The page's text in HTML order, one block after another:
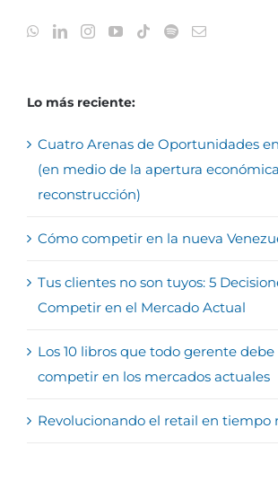
Lo más reciente:
Cuatro Arenas de Oportunidades
(en medio de la apertura
reconstrucción)
Cómo competir en la nueva
Tus clientes no son tuyos: 5
Competir en el Mercado Actual
Los 10 libros que todo gerente debe
competir en los mercados actuales
Revolucionando el retail en tiempo